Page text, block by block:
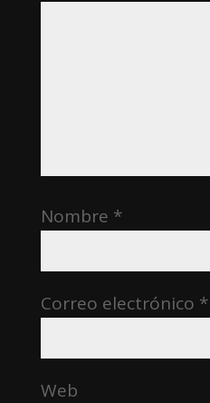
Nombre *
Correo electrónico *
Web